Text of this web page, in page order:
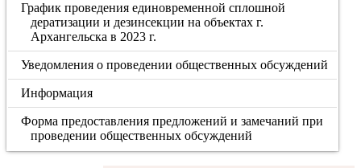
График проведения единовременной сплошной
дератизации и дезинсекции на объектах г.
Архангельска в 2023 г.
Уведомления о проведении общественных обсуждений
Информация
Форма предоставления предложений и замечаний при
проведении общественных обсуждений